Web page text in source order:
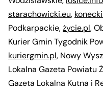
starachowicki.eu,
Podkarpackie,życie.pl,
Kurier Gmin Tygodnik
kuriergmin.pl, Nowy
Lokalna Gazeta Powiatu
Gazeta Lokalna Kutna i